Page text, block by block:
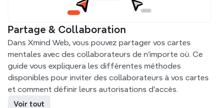
Partage & Collaboration
Dans Xmind Web, vous pouvez partager vos cartes
mentales avec des collaborateurs de n'importe où. Ce
guide vous expliquera les différentes méthodes
disponibles pour inviter des collaborateurs à vos cartes
et comment définir leurs autorisations d'accès.
Voir tout